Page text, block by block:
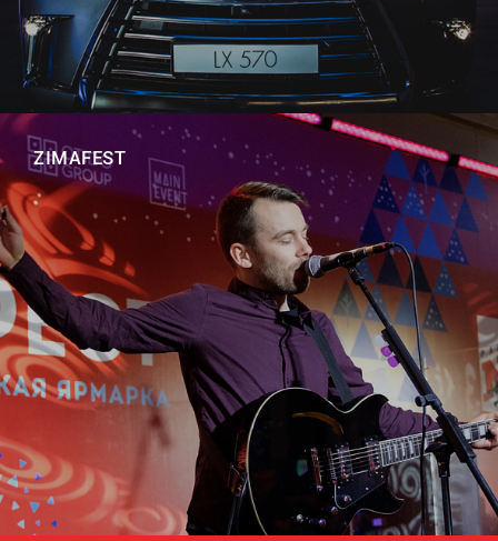
ZIMAFEST